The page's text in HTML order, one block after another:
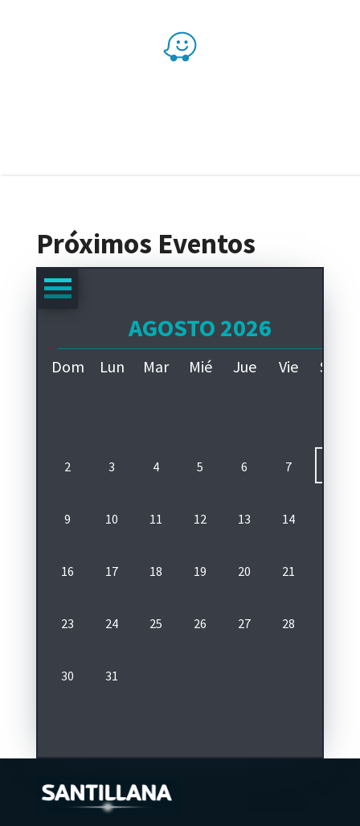
Próximos Eventos
AGOSTO 2026
Dom Lun Mar Mié Jue Vie Sáb
2 3 4 5 6 7
9 10 11 12 13 14
16 17 18 19 20 21
23 24 25 26 27 28
30 31